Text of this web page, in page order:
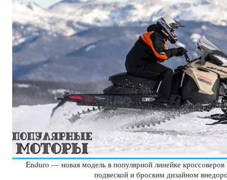
Enduro — новая модель в популярной линейке кроссоверов
подвеской и броским дизайном